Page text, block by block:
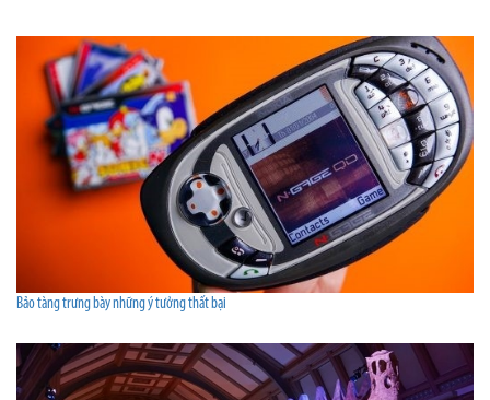
Bảo tàng trưng bày những ý tưởng thất bại